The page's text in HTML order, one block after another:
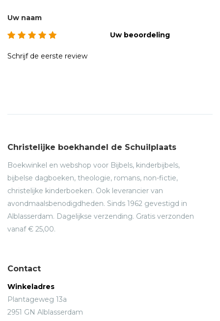
Uw naam
Uw beoordeling
Schrijf de eerste review
Christelijke boekhandel de Schuilplaats
Boekwinkel en webshop voor Bijbels, kinderbijbels,
bijbelse dagboeken, theologie, romans, non-fictie,
christelijke kinderboeken. Ook leverancier van
avondmaalsbenodigdheden. Sinds 1962 gevestigd in
Alblasserdam. Dagelijkse verzending. Gratis verzonden
vanaf € 25,00.
Contact
Winkeladres
Plantageweg 13a
2951 GN Alblasserdam